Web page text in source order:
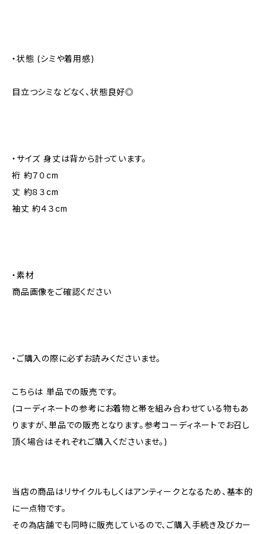
・状態 (シミや着用感)
目立つシミなどなく、状態良好◎
・サイズ 身丈は背から計っています。
裄 約７０cm
丈 約８３cm
袖丈 約４３cm
・素材
商品画像をご確認ください
・ご購入の際に必ずお読みくださいませ。
こちらは 単品での販売です。
(コーディネートの参考にお着物と帯を組み合わせている物もあ
りますが、単品での販売となります。参考コーディネートでお召し
頂く場合はそれぞれご購入くださいませ。)
当店の商品はリサイクルもしくはアンティークとなるため、基本的
に一点物です。
その為店舗でも同時に販売しているので、ご購入手続き及びカー